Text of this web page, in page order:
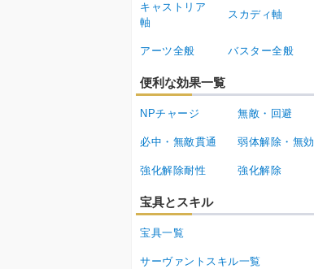
キャストリア
軸
スカディ軸
アーツ全般 バスター全般
便利な効果一覧
NPチャージ 無敵・回避
必中・無敵貫通 弱体解除・無効
強化解除耐性 強化解除
宝具とスキル
宝具一覧
サーヴァントスキル一覧